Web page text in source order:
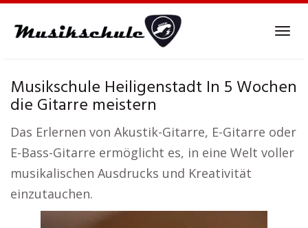
Musikschule Heiligenstadt In 5 Wochen
die Gitarre meistern
Das Erlernen von Akustik-Gitarre, E-Gitarre oder
E-Bass-Gitarre ermöglicht es, in eine Welt voller
musikalischen Ausdrucks und Kreativität
einzutauchen.